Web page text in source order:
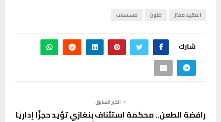
العقيد معتز فنون مسلسلات
شارك
الخبر السابق
رافضة الطعن.. محكمة استئناف بنغازي تؤيد حجزًا إداريًا